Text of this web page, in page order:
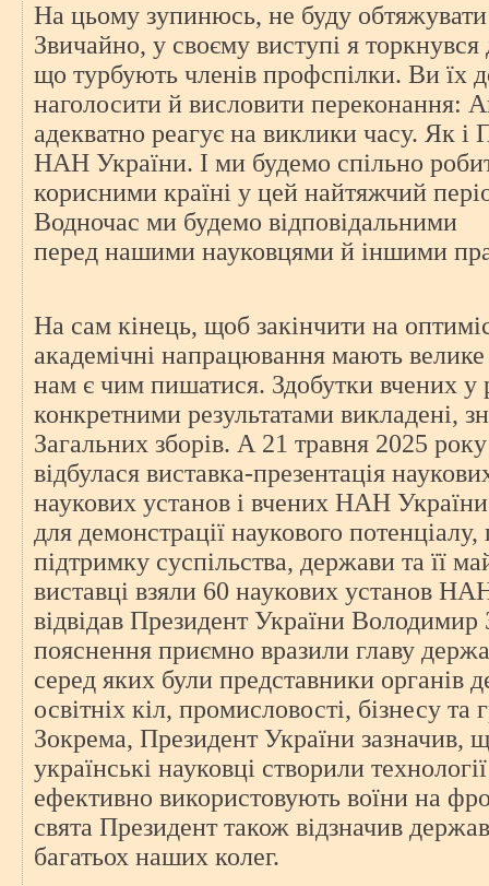
На цьому зупинюсь, не буду
Звичайно, у своєму виступі я
що турбують членів профспілки. Ви їх
наголосити й висловити переконання:
адекватно реагує на виклики часу. Як і
НАН України. І ми будемо спільно
корисними країні у цей найтяжчий
Водночас ми будемо відповідальними
перед нашими науковцями й іншими
На сам кінець, щоб закінчити на
академічні напрацювання мають велике
нам є чим пишатися. Здобутки вчених у
конкретними результатами викладені,
Загальних зборів. А 21 травня 2025
відбулася виставка-презентація
наукових установ і вчених НАН
для демонстрації наукового
підтримку суспільства, держави та її
виставці взяли 60 наукових установ
відвідав Президент України
пояснення приємно вразили главу
серед яких були представники органів
освітніх кіл, промисловості, бізнесу та
Зокрема, Президент України зазначив,
українські науковці створили
ефективно використовують воїни на
свята Президент також відзначив
багатьох наших колег.